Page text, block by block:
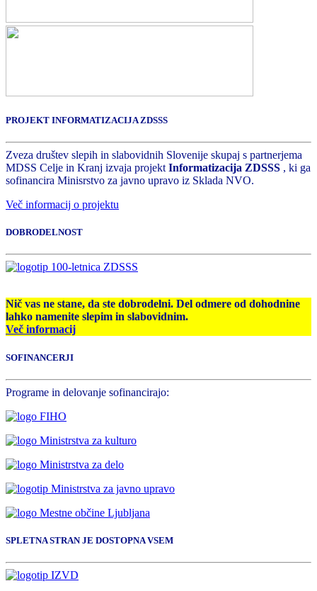
PROJEKT INFORMATIZACIJA ZDSSS
Zveza društev slepih in slabovidnih Slovenije skupaj s partnerjema
MDSS Celje in Kranj izvaja projekt Informatizacija ZDSSS , ki ga
sofinancira Minisrstvo za javno upravo iz Sklada NVO.
Več informacij o projektu
DOBRODELNOST
Nič vas ne stane, da ste dobrodelni. Del odmere od dohodnine
lahko namenite slepim in slabovidnim.
Več informacij
SOFINANCERJI
Programe in delovanje sofinancirajo:
SPLETNA STRAN JE DOSTOPNA VSEM